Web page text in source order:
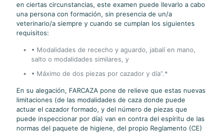
en ciertas circunstancias, este examen puede llevarlo a cabo
una persona con formación, sin presencia de un/a
veterinario/a siempre y cuando se cumplan los siguientes
requisitos:
• Modalidades de rececho y aguardo, jabalí en mano,
salto o modalidades similares, y
• Máximo de dos piezas por cazador y día”.*
En su alegación, FARCAZA pone de relieve que estas nuevas
limitaciones (de las modalidades de caza donde puede
actuar el cazador formado, y del número de piezas que
puede inspeccionar por día) van en contra del espíritu de las
normas del paquete de higiene, del propio Reglamento (CE)